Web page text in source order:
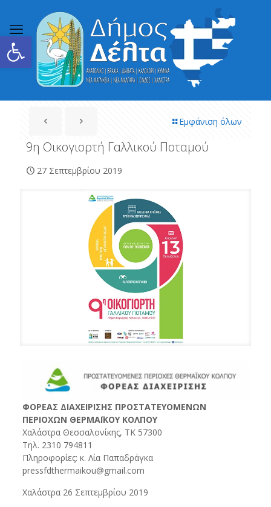
Ανοίξτε τη γραμμή εργαλείων
Εμφάνιση όλων
9η Οικογιορτή Γαλλικού Ποταμού
27 Σεπτεμβρίου 2019
ΦΟΡΕΑΣ ΔΙΑΧΕΙΡΙΣΗΣ ΠΡΟΣΤΑΤΕΥΟΜΕΝΩΝ
ΠΕΡΙΟΧΩΝ ΘΕΡΜΑΪΚΟΥ ΚΟΛΠΟΥ
Χαλάστρα Θεσσαλονίκης, ΤΚ 57300
Τηλ. 2310 794811
Πληροφορίες: κ. Λία Παπαδράγκα
pressfdthermaikou@gmail.com
Χαλάστρα 26 Σεπτεμβρίου 2019